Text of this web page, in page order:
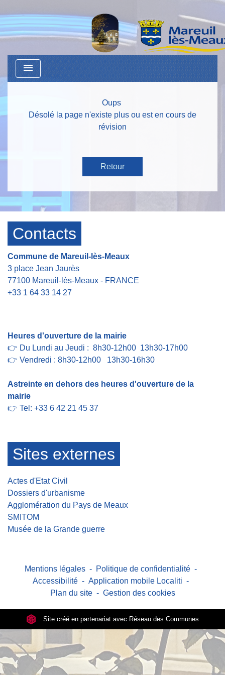
menu
Oups
Désolé la page n'existe plus ou est en cours de
révision
Retour
Contacts
Commune de Mareuil-lès-Meaux
3 place Jean Jaurès
77100 Mareuil-lès-Meaux - FRANCE
+33 1 64 33 14 27
Heures d'ouverture de la mairie
👉 Du Lundi au Jeudi : 8h30-12h00 13h30-17h00
👉 Vendredi : 8h30-12h00 13h30-16h30
Astreinte en dehors des heures d'ouverture de la
mairie
👉 Tel: +33 6 42 21 45 37
Sites externes
Actes d'Etat Civil
Dossiers d'urbanisme
Agglomération du Pays de Meaux
SMITOM
Musée de la Grande guerre
Mentions légales - Politique de confidentialité -
Accessibilité - Application mobile Localiti -
Plan du site - Gestion des cookies
Site créé en partenariat avec Réseau des Communes